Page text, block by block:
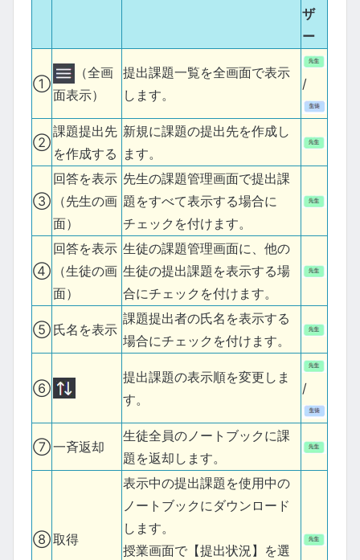
ザ
ー
①
（全画
面表示）
提出課題一覧を全画面で表示
します。
/
②
課題提出先
を作成する
新規に課題の提出先を作成し
ます。
③
回答を表示
（先生の画
面）
先生の課題管理画面で提出課
題をすべて表示する場合に
チェックを付けます。
④
回答を表示
（生徒の画
面）
生徒の課題管理画面に、他の
生徒の提出課題を表示する場
合にチェックを付けます。
⑤ 氏名を表示
課題提出者の氏名を表示する
場合にチェックを付けます。
⑥
提出課題の表示順を変更しま
す。
/
⑦一斉返却
生徒全員のノートブックに課
題を返却します。
⑧取得
表示中の提出課題を使用中の
ノートブックにダウンロード
します。
授業画面で【提出状況】を選